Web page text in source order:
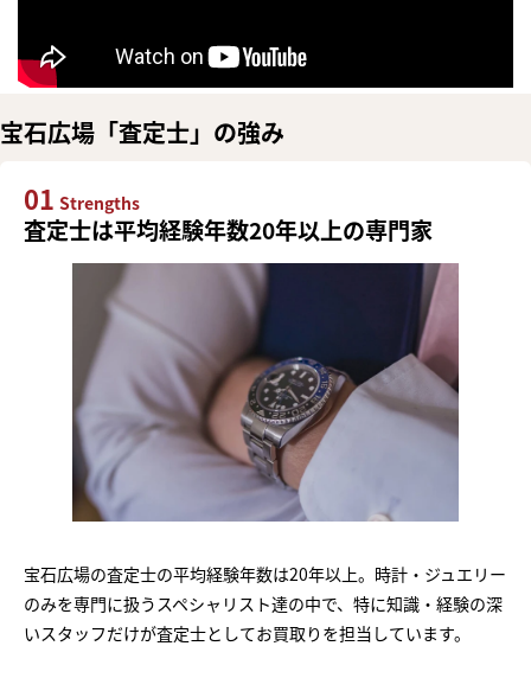
宝石広場「査定士」の強み
01 Strengths
査定士は平均経験年数20年以上の専門家
宝石広場の査定士の平均経験年数は20年以上。時計・ジュエリー
のみを専門に扱うスペシャリスト達の中で、特に知識・経験の深
いスタッフだけが査定士としてお買取りを担当しています。